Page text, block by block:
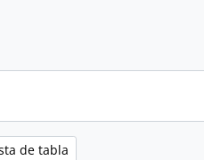
de tabla